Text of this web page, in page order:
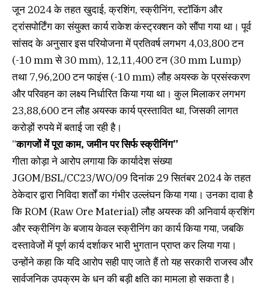
जून 2024 के तहत खुदाई, क्रशिंग, स्क्रीनिंग, स्टॉकिंग और
ट्रांसपोर्टिंग का संयुक्त कार्य राकेश कंस्ट्रक्शन को सौंपा गया था। पूर्व
सांसद के अनुसार इस परियोजना में प्रतिवर्ष लगभग 4,03,800 टन
(-10 mm से 30 mm), 12,11,400 टन (30 mm Lump)
तथा 7,96,200 टन फाइंस (-10 mm) लौह अयस्क के प्रसंस्करण
और परिवहन का लक्ष्य निर्धारित किया गया था। कुल मिलाकर लगभग
23,88,600 टन लौह अयस्क कार्य प्रस्तावित था, जिसकी लागत
करोड़ों रुपये में बताई जा रही है।
“कागजों में पूरा काम, जमीन पर सिर्फ स्क्रीनिंग”
गीता कोड़ा ने आरोप लगाया कि कार्यादेश संख्या
JGOM/BSL/CC23/WO/09 दिनांक 29 सितंबर 2024 के तहत
ठेकेदार द्वारा निविदा शर्तों का गंभीर उल्लंघन किया गया। उनका दावा है
कि ROM (Raw Ore Material) लौह अयस्क की अनिवार्य क्रशिंग
और स्क्रीनिंग के बजाय केवल स्क्रीनिंग का कार्य किया गया, जबकि
दस्तावेजों में पूर्ण कार्य दर्शाकर भारी भुगतान प्राप्त कर लिया गया।
उन्होंने कहा कि यदि आरोप सही पाए जाते हैं तो यह सरकारी राजस्व और
सार्वजनिक उपक्रम के धन की बड़ी क्षति का मामला हो सकता है।